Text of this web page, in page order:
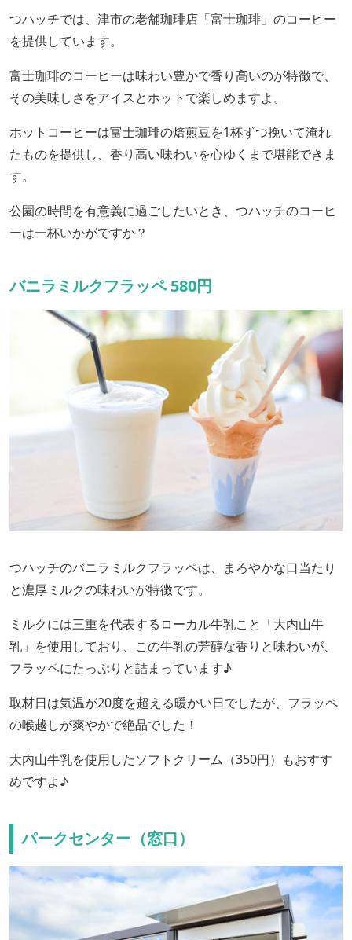
つハッチでは、津市の老舗珈琲店「富士珈琲」のコーヒー
を提供しています。
富士珈琲のコーヒーは味わい豊かで香り高いのが特徴で、
その美味しさをアイスとホットで楽しめますよ。
ホットコーヒーは富士珈琲の焙煎豆を1杯ずつ挽いて淹れ
たものを提供し、香り高い味わいを心ゆくまで堪能できま
す。
公園の時間を有意義に過ごしたいとき、つハッチのコーヒ
ーは一杯いかがですか？
バニラミルクフラッペ 580円
つハッチのバニラミルクフラッペは、まろやかな口当たり
と濃厚ミルクの味わいが特徴です。
ミルクには三重を代表するローカル牛乳こと「大内山牛
乳」を使用しており、この牛乳の芳醇な香りと味わいが、
フラッペにたっぷりと詰まっています♪
取材日は気温が20度を超える暖かい日でしたが、フラッペ
の喉越しが爽やかで絶品でした！
大内山牛乳を使用したソフトクリーム（350円）もおすす
めですよ♪
パークセンター（窓口）